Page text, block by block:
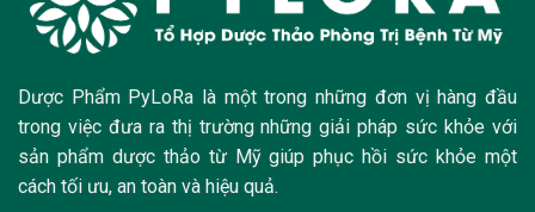
Dược Phẩm PyLoRa là một trong những đơn vị hàng đầu
trong việc đưa ra thị trường những giải pháp sức khỏe với
sản phẩm dược thảo từ Mỹ giúp phục hồi sức khỏe một
cách tối ưu, an toàn và hiệu quả.